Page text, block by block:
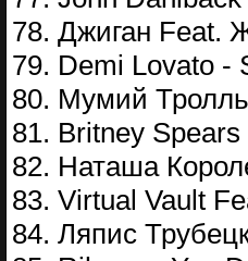
78. Джиган Feat.
79. Demi Lovato -
80. Мумий
81. Britney
82. Наташа
83. Virtual Vault
84. Ляпис